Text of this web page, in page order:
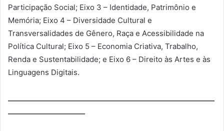
Participação Social; Eixo 3 – Identidade, Patrimônio e
Memória; Eixo 4 – Diversidade Cultural e
Transversalidades de Gênero, Raça e Acessibilidade na
Política Cultural; Eixo 5 – Economia Criativa, Trabalho,
Renda e Sustentabilidade; e Eixo 6 – Direito às Artes e às
Linguagens Digitais.